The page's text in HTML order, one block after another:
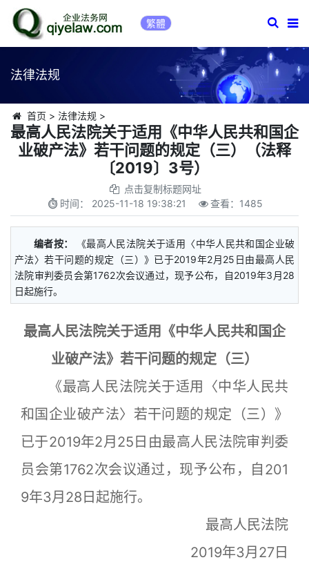
繁體
法律法规
首页 > 法律法规 >
最高人民法院关于适用《中华人民共和国企
业破产法》若干问题的规定（三）（法释
〔2019〕3号）
点击复制标题网址
时间： 2025-11-18 19:38:21 查看： 1485
编者按：
《最高人民法院关于适用〈中华人民共和国企业破
产法〉若干问题的规定（三）》已于2019年2月25日由最高人民
法院审判委员会第1762次会议通过，现予公布，自2019年3月28
日起施行。
最高人民法院关于适用《中华人民共和国企
业破产法》若干问题的规定（三）
《最高人民法院关于适用〈中华人民共
和国企业破产法〉若干问题的规定（三）》
已于2019年2月25日由最高人民法院审判委
员会第1762次会议通过，现予公布，自201
9年3月28日起施行。
最高人民法院
2019年3月27日